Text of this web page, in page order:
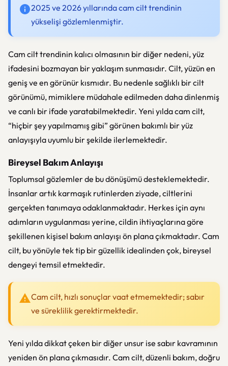
2025 ve 2026 yıllarında cam cilt trendinin
yükselişi gözlemlenmiştir.
Cam cilt trendinin kalıcı olmasının bir diğer nedeni, yüz
ifadesini bozmayan bir yaklaşım sunmasıdır. Cilt, yüzün en
geniş ve en görünür kısmıdır. Bu nedenle sağlıklı bir cilt
görünümü, mimiklere müdahale edilmeden daha dinlenmiş
ve canlı bir ifade yaratabilmektedir. Yeni yılda cam cilt,
“hiçbir şey yapılmamış gibi” görünen bakımlı bir yüz
anlayışıyla uyumlu bir şekilde ilerlemektedir.
Bireysel Bakım Anlayışı
Toplumsal gözlemler de bu dönüşümü desteklemektedir.
İnsanlar artık karmaşık rutinlerden ziyade, ciltlerini
gerçekten tanımaya odaklanmaktadır. Herkes için aynı
adımların uygulanması yerine, cildin ihtiyaçlarına göre
şekillenen kişisel bakım anlayışı ön plana çıkmaktadır. Cam
cilt, bu yönüyle tek tip bir güzellik idealinden çok, bireysel
dengeyi temsil etmektedir.
Cam cilt, hızlı sonuçlar vaat etmemektedir; sabır
ve süreklilik gerektirmektedir.
Yeni yılda dikkat çeken bir diğer unsur ise sabır kavramının
yeniden ön plana çıkmasıdır. Cam cilt, düzenli bakım, doğru